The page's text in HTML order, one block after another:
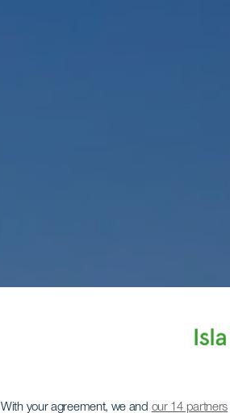
With your agreement, we and our 14 partners